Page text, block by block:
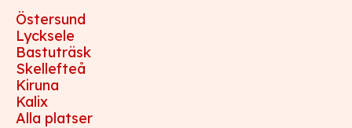
Östersund
Lycksele
Bastuträsk
Skellefteå
Kiruna
Kalix
Alla platser